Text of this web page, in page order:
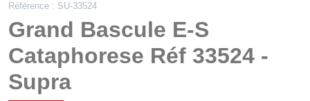
Référence : SU-33524
Grand Bascule E-S
Cataphorese Réf 33524 -
Supra